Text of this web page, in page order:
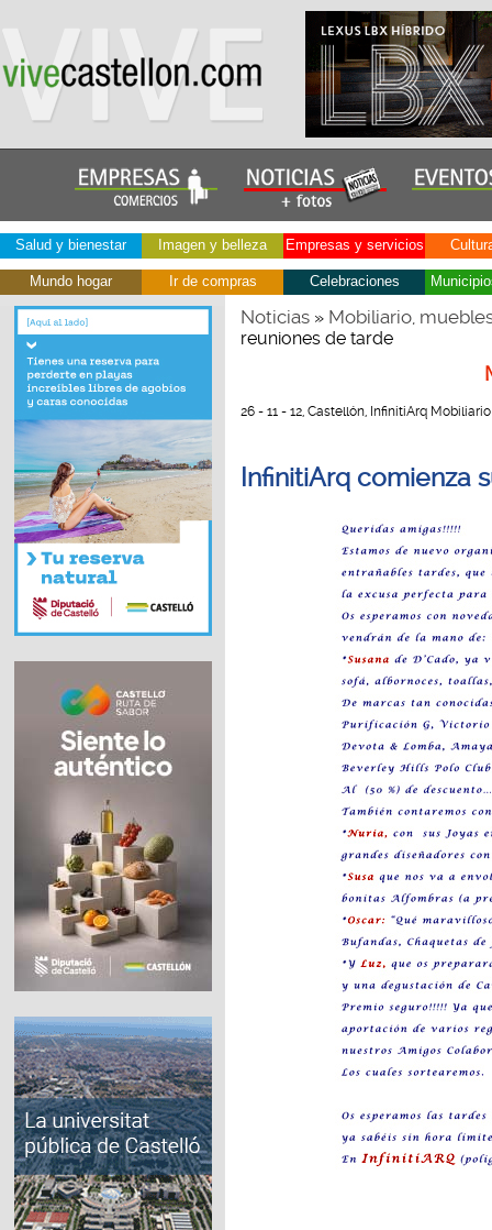
Salud y bienestar Imagen y belleza Empresas y servicios
Mundo hogar Ir de compras Celebraciones
Noticias» Mobiliario,
reuniones de tarde
26 - 11 - 12, Castellón, InfinitiArq Mobiliario
InfinitiArq comienza